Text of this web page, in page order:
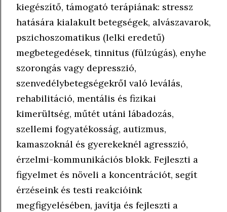
kiegészítő, támogató terápiának: stressz
hatására kialakult betegségek, alvászavarok,
pszichoszomatikus (lelki eredetű)
megbetegedések, tinnitus (fülzúgás), enyhe
szorongás vagy depresszió,
szenvedélybetegségekről való leválás,
rehabilitáció, mentális és fizikai
kimerültség, műtét utáni lábadozás,
szellemi fogyatékosság, autizmus,
kamaszoknál és gyerekeknél agresszió,
érzelmi-kommunikációs blokk. Fejleszti a
figyelmet és növeli a koncentrációt, segít
érzéseink és testi reakcióink
megfigyelésében, javítja és fejleszti a